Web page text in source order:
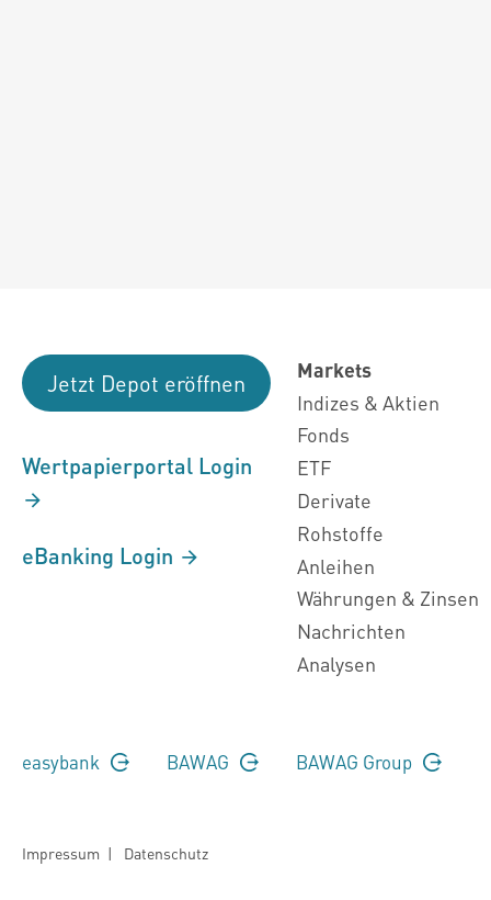
Jetzt Depot eröffnen
Wertpapierportal Login
eBanking Login
Markets
Indizes & Aktien
Fonds
ETF
Derivate
Rohstoffe
Anleihen
Währungen & Zinsen
Nachrichten
Analysen
easybank BAWAG BAWAG Group
Impressum | Datenschutz